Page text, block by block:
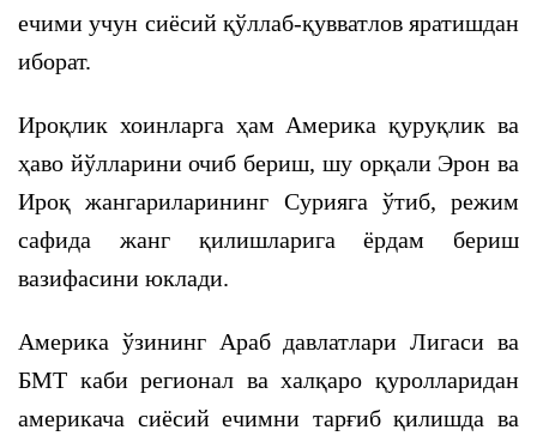
ечими учун сиёсий қўллаб-қувватлов яратишдан
иборат.
Ироқлик хоинларга ҳам Америка қуруқлик ва
ҳаво йўлларини очиб бериш, шу орқали Эрон ва
Ироқ жангариларининг Сурияга ўтиб, режим
сафида жанг қилишларига ёрдам бериш
вазифасини юклади.
Америка ўзининг Араб давлатлари Лигаси ва
БМТ каби регионал ва халқаро қуролларидан
америкача сиёсий ечимни тарғиб қилишда ва